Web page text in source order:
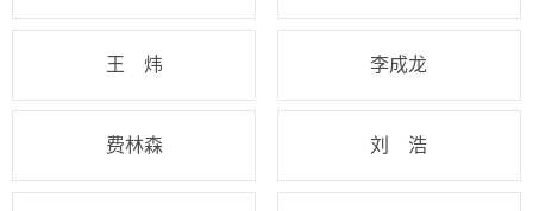
王 炜 李成龙
费林森 刘 浩